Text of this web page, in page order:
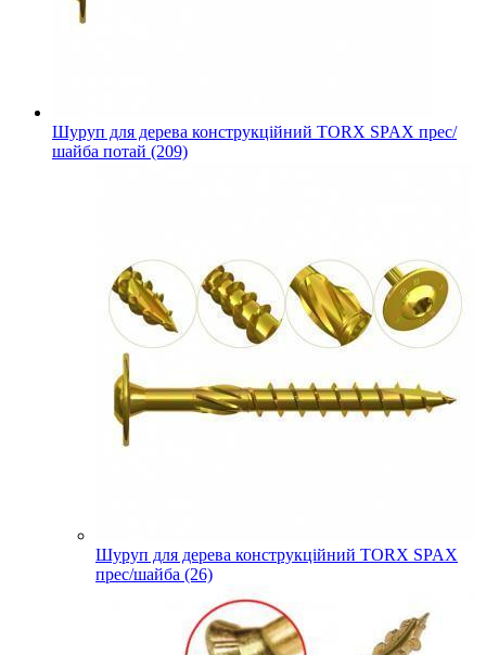
Шуруп для дерева конструкційний TORX SPAX прес/
шайба потай (209)
Шуруп для дерева конструкційний TORX SPAX
прес/шайба (26)